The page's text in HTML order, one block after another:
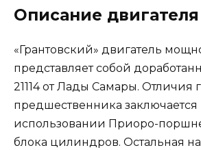
Описание двигателя
«Грантовский» двигатель
представляет собой
21114 от Лады Самары. Отличия
предшественника заключается
использовании Приоро-
блока цилиндров. Остальная